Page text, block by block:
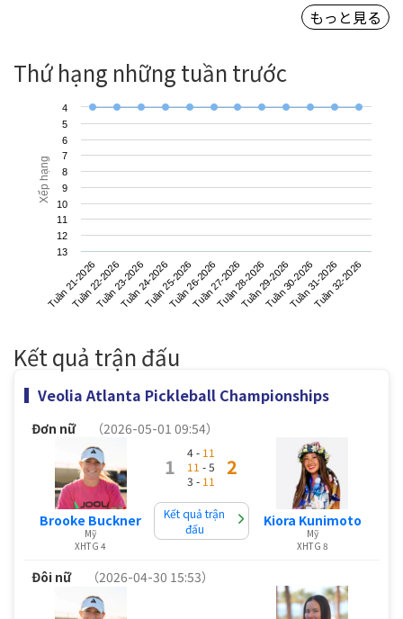
もっと見る
Thứ hạng những tuần trước
Xếp hạng
Tuần 21-2026
Tuần 22-2026Tuần 23-2026Tuần 24-2026Tuần 25-2026Tuần 26-2026Tuần 27-2026Tuần 28-2026Tuần 29-2026Tuần 30-2026Tuần 31-2026
Tuần 32-2026
4
5
6
7
8
9
10
11
12
13
Kết quả trận đấu
Veolia Atlanta Pickleball Championships
Đơn nữ （2026-05-01 09:54）
Brooke Buckner
Mỹ
XHTG 4
1
4 - 11
11 - 5
3 - 11
2
Kết quả trận
đấu
Kiora Kunimoto
Mỹ
XHTG 8
Đôi nữ （2026-04-30 15:53）